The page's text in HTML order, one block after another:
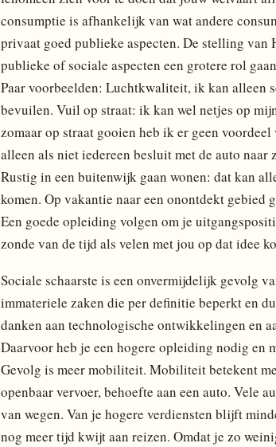
consumptie is afhankelijk van wat andere
privaat goed publieke aspecten. De stelling
publieke of sociale aspecten een grotere rol
Paar voorbeelden: Luchtkwaliteit, ik kan alleen
bevuilen. Vuil op straat: ik kan wel netjes op
zomaar op straat gooien heb ik er geen
alleen als niet iedereen besluit met de auto
Rustig in een buitenwijk gaan wonen: dat kan
komen. Op vakantie naar een onontdekt
Een goede opleiding volgen om je
zonde van de tijd als velen met jou op dat idee
Sociale schaarste is een onvermijdelijk gevolg
immateriele zaken die per definitie beperkt en
danken aan technologische ontwikkelingen en
Daarvoor heb je een hogere opleiding nodig en
Gevolg is meer mobiliteit. Mobiliteit betekent
openbaar vervoer, behoefte aan een auto. Vele
van wegen. Van je hogere verdiensten blijft
nog meer tijd kwijt aan reizen. Omdat je zo